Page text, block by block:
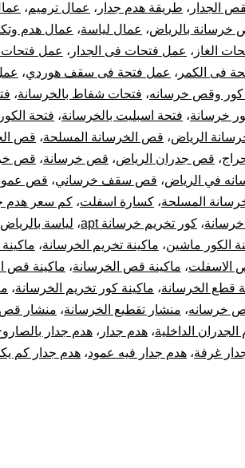
الجدار ، طريقة هدم جدار ، عمال ترميم،
خرسانة بالرياض، عمال لياسة، عمال هدم
الغاز ، عمل فتحات فى الجدار ، عمل فتحات
فى الكمر ، عمل فتحة فى سقف هوردي،
كور وقص خرسانه، فتحات شفاط بالخرسانة،
خرسانة، فتحة اسبليت بالخرسانة، فتحة الكور
الرياض، قص الخرسانة المسلحة، قص
، قص جدران الرياض، قص خرسانة، قص
في الرياض، قص سقف خرساني، قص
المسلحة، كسارة اسفلت، كم سعر هدم
، كور تخريم خرسانة apt ، لياسة بالرياض
الكور ماشين، ماكينة تخريم الخرسانة،
الاسفلت، ماكينة قص الخرسانة، ماكينة قص
قطع الخرسانة، ماكينة كور تخريم الخرسانة،
خرسانه، منشار تقطيع الخرسانة، منشار قص
الداخلية، هدم جدار ، هدم جدار
غرفة، هدم جدار فيه عمود، هدم جدار كم